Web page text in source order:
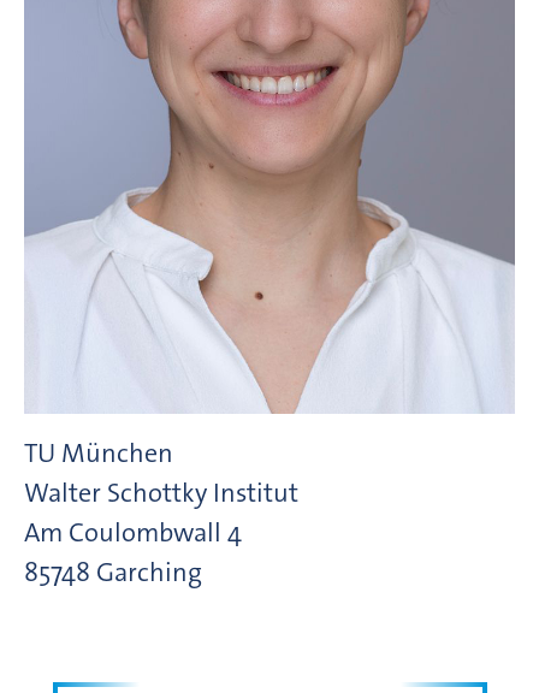
TU München
Walter Schottky Institut
Am Coulombwall 4
85748 Garching